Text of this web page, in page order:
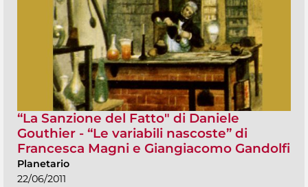
“La Sanzione del Fatto" di Daniele
Gouthier - “Le variabili nascoste” di
Francesca Magni e Giangiacomo Gandolfi
Planetario
22/06/2011